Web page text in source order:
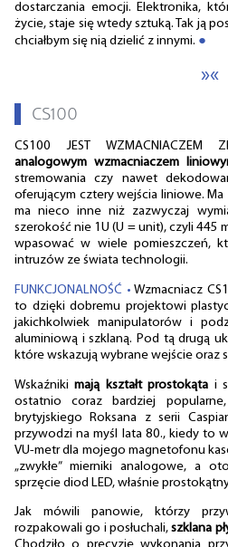
dostarczania emocji. Elektronika,
życie, staje się wtedy sztuką. Tak ją
chciałbym się nią dzielić z innymi. ●
»«
CS100
CS100 JEST WZMACNIACZEM
analogowym wzmacniaczem
stremowania czy nawet
oferującym cztery wejścia liniowe. Ma
ma nieco inne niż zazwyczaj
szerokość nie 1U (U = unit), czyli 445
wpasować w wiele pomieszczeń,
intruzów ze świata technologii.
FUNKCJONALNOŚĆ • Wzmacniacz
to dzięki dobremu projektowi
jakichkolwiek manipulatorów i
aluminiową i szklaną. Pod tą drugą
które wskazują wybrane wejście oraz
Wskaźnikimają kształt prostokąta i
ostatnio coraz bardziej
brytyjskiego Roksana z serii
przywodzi na myśl lata 80., kiedy to
VU-metr dla mojego magnetofonu
„zwykłe” mierniki analogowe, a
sprzęcie diod LED, właśnie
Jak mówili panowie, którzy
rozpakowali go i posłuchali,szklana